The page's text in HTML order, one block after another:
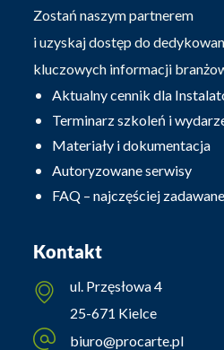
Zostań naszym partnerem
i uzyskaj dostęp do
kluczowych informacji
Aktualny cennik dla
Terminarz szkoleń i
Materiały i dokumentacja
Autoryzowane serwisy
FAQ – najczęściej
Kontakt
ul. Przęsłowa 4
25-671 Kielce
biuro@procarte.pl